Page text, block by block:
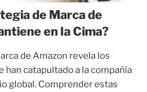
de Marca de
en la Cima?
de Amazon revela los
han catapultado a la compañía
global. Comprender estas